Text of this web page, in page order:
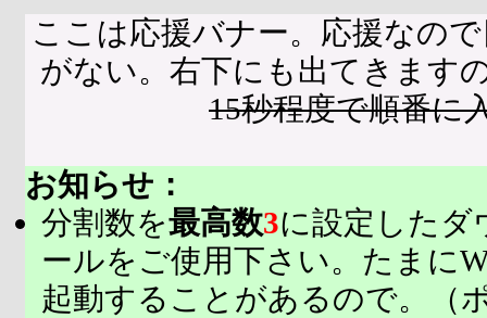
ここは応援バナー。応援なの
がない。右下にも出てきます
15秒程度で順番に
お知らせ：
分割数を最高数3に設定したダ
ールをご使用下さい。たまに
起動することがあるので。（